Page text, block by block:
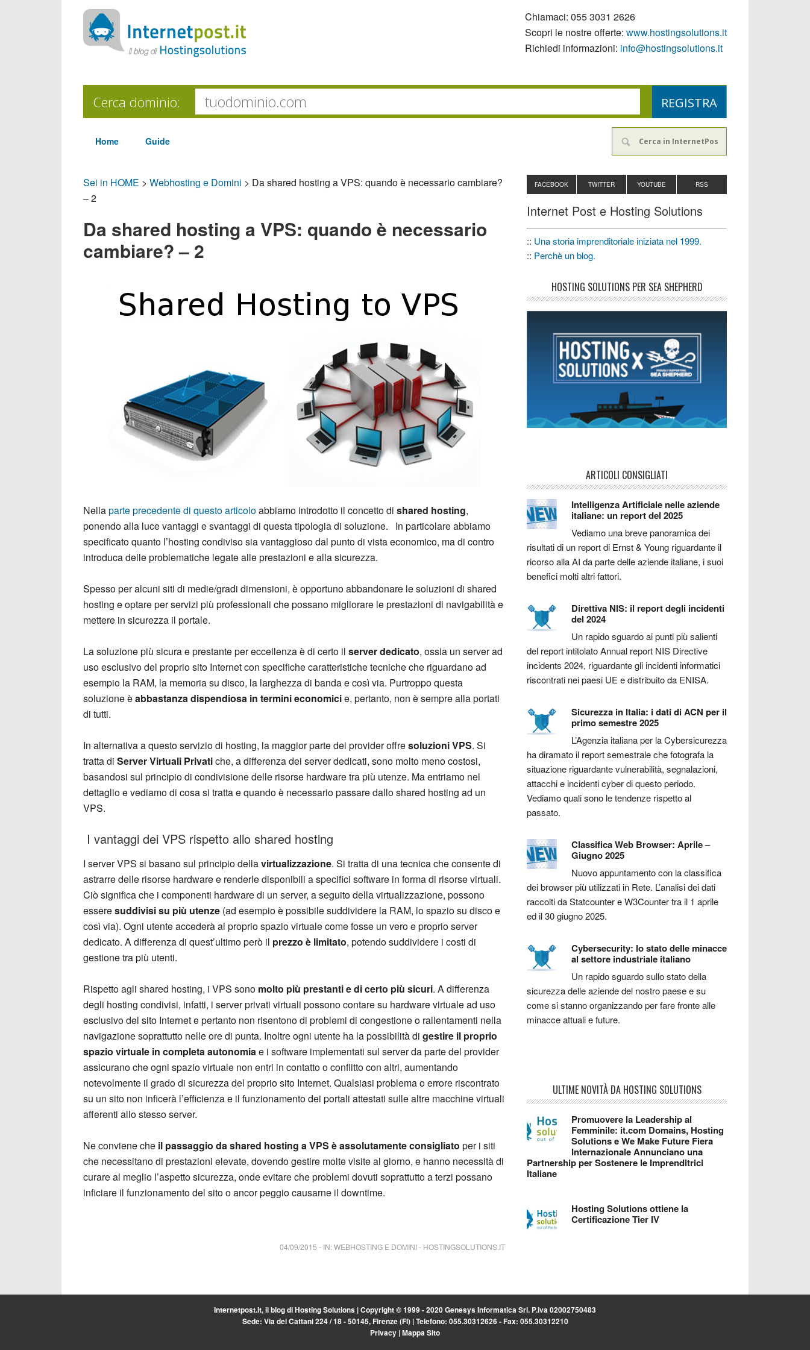
Chiamaci: 055 3031 2626
Scopri le nostre offerte: www.hostingsolutions.it
Richiedi informazioni: info@hostingsolutions.it
Cerca dominio:
Home Guide
Sei in HOME > Webhosting e Domini > Da shared hosting a VPS: quando è necessario cambiare?
– 2
Da shared hosting a VPS: quando è necessario
cambiare? – 2
Nellaparte precedente di questo articoloabbiamo introdotto il concetto di shared hosting,
ponendo alla luce vantaggi e svantaggi di questa tipologia di soluzione. In particolare abbiamo
specificato quanto l’hosting condiviso sia vantaggioso dal punto di vista economico, ma di contro
introduca delle problematiche legate alle prestazioni e alla sicurezza.
Spesso per alcuni siti di medie/gradi dimensioni, è opportuno abbandonare le soluzioni di shared
hosting e optare per servizi più professionali che possano migliorare le prestazioni di navigabilità e
mettere in sicurezza il portale.
La soluzione più sicura e prestante per eccellenza è di certo il server dedicato, ossia un server ad
uso esclusivo del proprio sito Internet con specifiche caratteristiche tecniche che riguardano ad
esempio la RAM, la memoria su disco, la larghezza di banda e così via. Purtroppo questa
soluzione èabbastanza dispendiosa in termini economicie, pertanto, non è sempre alla portati
di tutti.
In alternativa a questo servizio di hosting, la maggior parte dei provider offresoluzioni VPS. Si
tratta di Server Virtuali Privatiche, a differenza dei server dedicati, sono molto meno costosi,
basandosi sul principio di condivisione delle risorse hardware tra più utenze. Ma entriamo nel
dettaglio e vediamo di cosa si tratta e quando è necessario passare dallo shared hosting ad un
VPS.
I vantaggi dei VPS rispetto allo shared hosting
I server VPS si basano sul principio dellavirtualizzazione. Si tratta di una tecnica che consente di
astrarre delle risorse hardware e renderle disponibili a specifici software in forma di risorse virtuali.
Ciò significa che i componenti hardware di un server, a seguito della virtualizzazione, possono
esseresuddivisi su più utenze (ad esempio è possibile suddividere la RAM, lo spazio su disco e
così via). Ogni utente accederà al proprio spazio virtuale come fosse un vero e proprio server
dedicato. A differenza di quest’ultimo però il prezzo è limitato, potendo suddividere i costi di
gestione tra più utenti.
Rispetto agli shared hosting, i VPS sono molto più prestanti e di certo più sicuri. A differenza
degli hosting condivisi, infatti, i server privati virtuali possono contare su hardware virtuale ad uso
esclusivo del sito Internet e pertanto non risentono di problemi di congestione o rallentamenti nella
navigazione soprattutto nelle ore di punta. Inoltre ogni utente ha la possibilità di gestire il proprio
spazio virtuale in completa autonomiae i software implementati sul server da parte del provider
assicurano che ogni spazio virtuale non entri in contatto o conflitto con altri, aumentando
notevolmente il grado di sicurezza del proprio sito Internet. Qualsiasi problema o errore riscontrato
su un sito non inficerà l’efficienza e il funzionamento dei portali attestati sulle altre macchine virtuali
afferenti allo stesso server.
Ne conviene che il passaggio da shared hosting a VPS è assolutamente consigliato per i siti
che necessitano di prestazioni elevate, dovendo gestire molte visite al giorno, e hanno necessità di
curare al meglio l’aspetto sicurezza, onde evitare che problemi dovuti soprattutto a terzi possano
inficiare il funzionamento del sito o ancor peggio causarne il downtime.
04/09/2015 - IN:WEBHOSTING E DOMINI- HOSTINGSOLUTIONS.IT
FACEBOOK TWITTER YOUTUBE RSS
Internet Post e Hosting Solutions
:: Una storia imprenditoriale iniziata nel 1999.
:: Perchè un blog.
HOSTING SOLUTIONS PER SEA SHEPHERD
ARTICOLI CONSIGLIATI
Intelligenza Artificiale nelle aziende
italiane: un report del 2025
Vediamo una breve panoramica dei
risultati di un report di Ernst & Young riguardante il
ricorso alla AI da parte delle aziende italiane, i suoi
benefici molti altri fattori.
Direttiva NIS: il report degli incidenti
del 2024
Un rapido sguardo ai punti più salienti
del report intitolato Annual report NIS Directive
incidents 2024, riguardante gli incidenti informatici
riscontrati nei paesi UE e distribuito da ENISA.
Sicurezza in Italia: i dati di ACN per il
primo semestre 2025
L’Agenzia italiana per la Cybersicurezza
ha diramato il report semestrale che fotografa la
situazione riguardante vulnerabilità, segnalazioni,
attacchi e incidenti cyber di questo periodo.
Vediamo quali sono le tendenze rispetto al
passato.
Classifica Web Browser: Aprile –
Giugno 2025
Nuovo appuntamento con la classifica
dei browser più utilizzati in Rete. L’analisi dei dati
raccolti da Statcounter e W3Counter tra il 1 aprile
ed il 30 giugno 2025.
Cybersecurity: lo stato delle minacce
al settore industriale italiano
Un rapido sguardo sullo stato della
sicurezza delle aziende del nostro paese e su
come si stanno organizzando per fare fronte alle
minacce attuali e future.
ULTIME NOVITÀ DA HOSTING SOLUTIONS
Promuovere la Leadership al
Femminile: it.com Domains, Hosting
Solutions e We Make Future Fiera
Internazionale Annunciano una
Partnership per Sostenere le Imprenditrici
Italiane
Hosting Solutions ottiene la
Certificazione Tier IV
Internetpost.it, il blog diHosting Solutions | Copyright © 1999 - 2020 Genesys Informatica Srl. P.iva 02002750483
Sede: Via dei Cattani 224 / 18 - 50145, Firenze (FI) | Telefono: 055.30312626 - Fax: 055.30312210
Privacy |Mappa Sito